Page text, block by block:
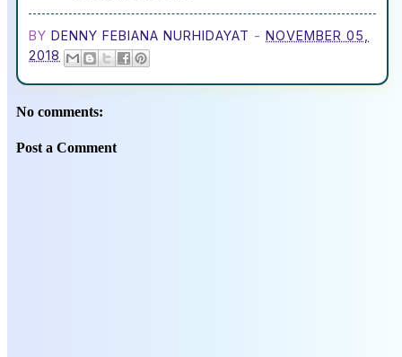
BY DENNY FEBIANA NURHIDAYAT - NOVEMBER 05,
2018
No comments:
Post a Comment